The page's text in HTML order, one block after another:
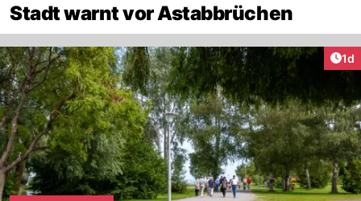
Stadt warnt vor Astabbrüchen
1d